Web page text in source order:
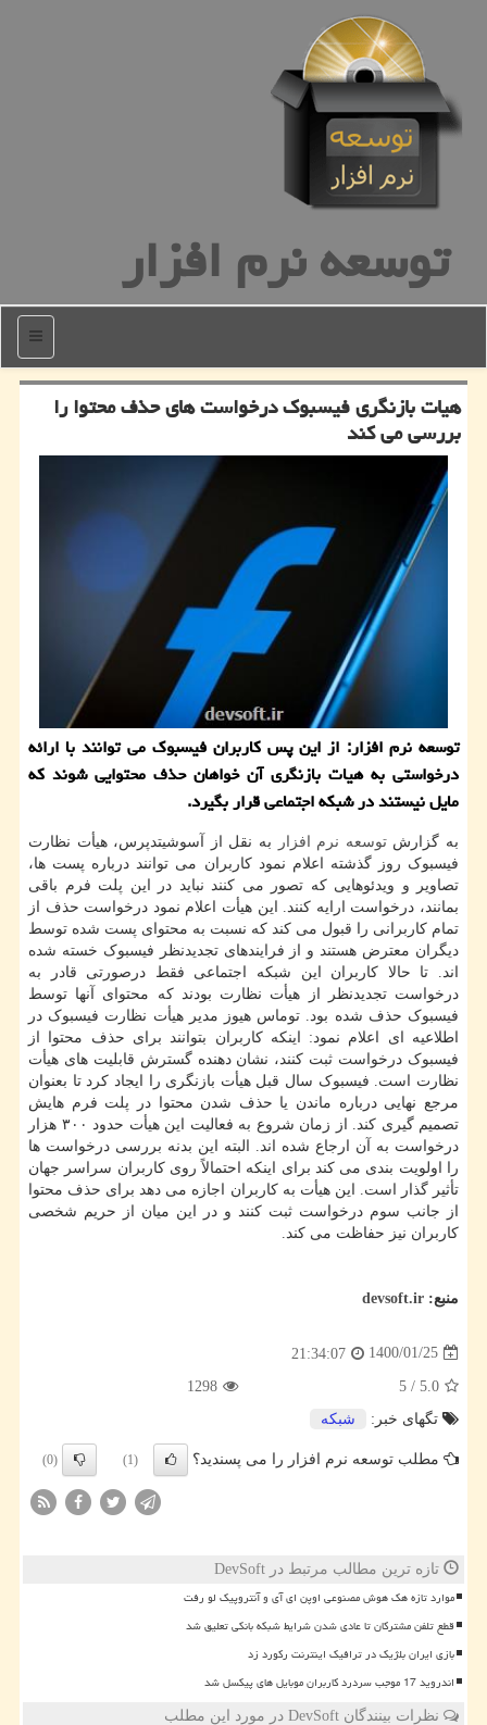
توسعه نرم افزار
منو
هیات بازنگری فیسبوك درخواست های حذف محتوا را
بررسی می كند
توسعه نرم افزار: از این پس کاربران فیسبوک می توانند با ارائه
درخواستی به هیات بازنگری آن خواهان حذف محتوایی شوند که
مایل نیستند در شبکه اجتماعی قرار بگیرد.
به گزارشتوسعه نرم افزار
به نقل از آسوشیتدپرس، هیأت نظارت
فیسبوک روز گذشته اعلام نمود کاربران می توانند درباره پست ها،
تصاویر و ویدئوهایی که تصور می کنند نباید در این پلت فرم باقی
بمانند، درخواست ارایه کنند. این هیأت اعلام نمود درخواست حذف از
تمام کاربرانی را قبول می کند که نسبت به محتوای پست شده توسط
دیگران معترض هستند و از فرایندهای تجدیدنظر فیسبوک خسته شده
اند. تا حالا کاربران این شبکه اجتماعی فقط درصورتی قادر به
درخواست تجدیدنظر از هیأت نظارت بودند که محتوای آنها توسط
فیسبوک حذف شده بود. توماس هیوز مدیر هیأت نظارت فیسبوک در
اطلاعیه ای اعلام نمود: اینکه کاربران بتوانند برای حذف محتوا از
فیسبوک درخواست ثبت کنند، نشان دهنده گسترش قابلیت های هیأت
نظارت است. فیسبوک سال قبل هیأت بازنگری را ایجاد کرد تا بعنوان
مرجع نهایی درباره ماندن یا حذف شدن محتوا در پلت فرم هایش
تصمیم گیری کند. از زمان شروع به فعالیت این هیأت حدود ۳۰۰ هزار
درخواست به آن ارجاع شده اند. البته این بدنه بررسی درخواست ها
را اولویت بندی می کند برای اینکه احتمالاً روی کاربران سراسر جهان
تأثیر گذار است. این هیأت به کاربران اجازه می دهد برای حذف محتوا
از جانب سوم درخواست ثبت کنند و در این میان از حریم شخصی
کاربران نیز حفاظت می کند.
منبع: devsoft.ir
1400/01/25
21:34:07
5.0
/
5
1298
تگهای خبر:
شبكه
مطلب توسعه نرم افزار را می پسندید؟ (1)
(0)
تازه ترین مطالب مرتبط در DevSoft
موارد تازه هک هوش مصنوعی اوپن ای آی و آنتروپیک لو رفت
قطع تلفن مشترکان تا عادی شدن شرایط شبکه بانکی تعلیق شد
بازی ایران بلژیک در ترافیک اینترنت رکورد زد
اندروید 17 موجب سردرد کاربران موبایل های پیکسل شد
نظرات بینندگان DevSoft در مورد این مطلب